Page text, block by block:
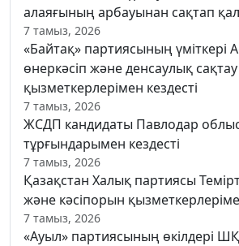
алаяғының арбауынан сақтап
7 тамыз, 2026
«Байтақ» партиясының үміткері
өнеркәсіп және денсаулық сақтау
қызметкерлерімен кездесті
7 тамыз, 2026
ЖСДП кандидаты Павлодар
тұрғындарымен кездесті
7 тамыз, 2026
Қазақстан Халық партиясы
және кәсіпорын
7 тамыз, 2026
«Ауыл» партиясының өкілдері